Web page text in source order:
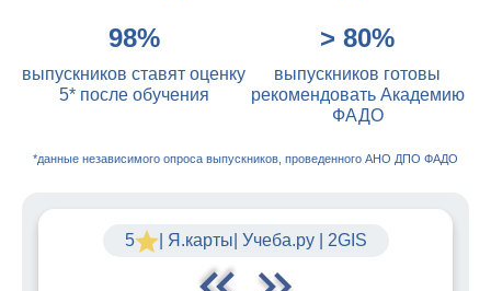
98%
выпускников ставят оценку
5* после обучения
> 80%
выпускников готовы
рекомендовать Академию
ФАДО
*данные независимого опроса выпускников, проведенного АНО ДПО ФАДО
5 | Я.карты| Учеба.ру | 2GIS